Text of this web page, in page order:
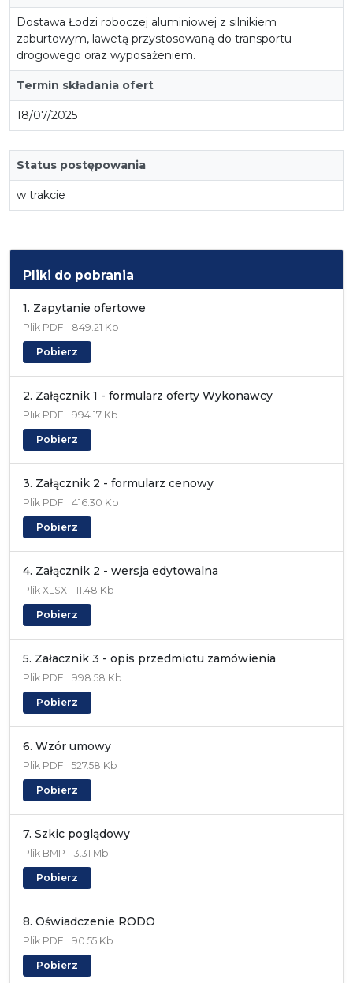
Dostawa Łodzi roboczej aluminiowej z silnikiem
zaburtowym, lawetą przystosowaną do transportu
drogowego oraz wyposażeniem.
Termin składania ofert
18/07/2025
Status postępowania
w trakcie
Pliki do pobrania
1. Zapytanie ofertowe
Plik PDF 849.21 Kb
Pobierz
2. Załącznik 1 - formularz oferty Wykonawcy
Plik PDF 994.17 Kb
Pobierz
3. Załącznik 2 - formularz cenowy
Plik PDF 416.30 Kb
Pobierz
4. Załącznik 2 - wersja edytowalna
Plik XLSX 11.48 Kb
Pobierz
5. Załacznik 3 - opis przedmiotu zamówienia
Plik PDF 998.58 Kb
Pobierz
6. Wzór umowy
Plik PDF 527.58 Kb
Pobierz
7. Szkic poglądowy
Plik BMP 3.31 Mb
Pobierz
8. Oświadczenie RODO
Plik PDF 90.55 Kb
Pobierz